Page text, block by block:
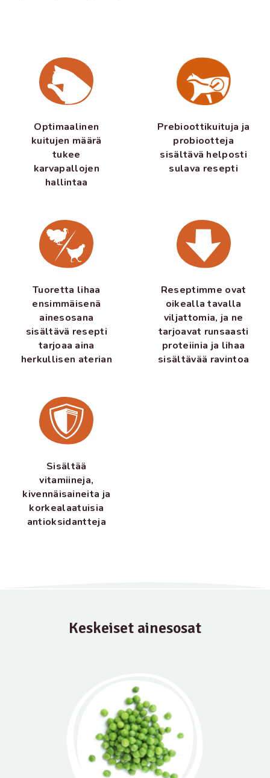
Optimaalinen
kuitujen määrä
tukee
karvapallojen
hallintaa
Prebioottikuituja ja
probiootteja
sisältävä helposti
sulava resepti
Tuoretta lihaa
ensimmäisenä
ainesosana
sisältävä resepti
tarjoaa aina
herkullisen aterian
Reseptimme ovat
oikealla tavalla
viljattomia, ja ne
tarjoavat runsaasti
proteiinia ja lihaa
sisältävää ravintoa
Sisältää
vitamiineja,
kivennäisaineita ja
korkealaatuisia
antioksidantteja
Keskeiset ainesosat